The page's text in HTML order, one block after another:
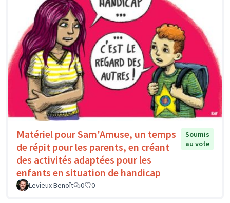
Matériel pour Sam'Amuse, un temps
de répit pour les parents, en créant
des activités adaptées pour les
enfants en situation de handicap
Soumis
au vote
Levieux Benoît 0 0